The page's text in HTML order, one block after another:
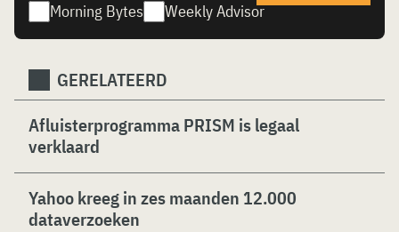
Morning Bytes Weekly Advisor
GERELATEERD
Afluisterprogramma PRISM is legaal
verklaard
Yahoo kreeg in zes maanden 12.000
dataverzoeken